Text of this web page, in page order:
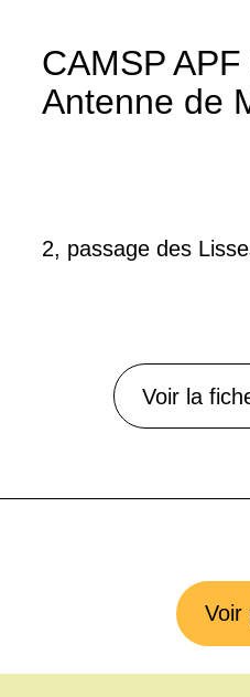
CAMSP
Antenne de
2, passage des
Voir la
Voir